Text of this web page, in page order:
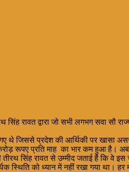
द्वारा जो सभी लगभग सवा सौ
थे जिससे प्रदेश की आर्थिकी पर खासा
रूपए प्रति माह का भार कम हुआ है।
तीरथ सिंह रावत से उम्मीद जताई है कि
को ध्यान में नहीं रखा गया था। हर